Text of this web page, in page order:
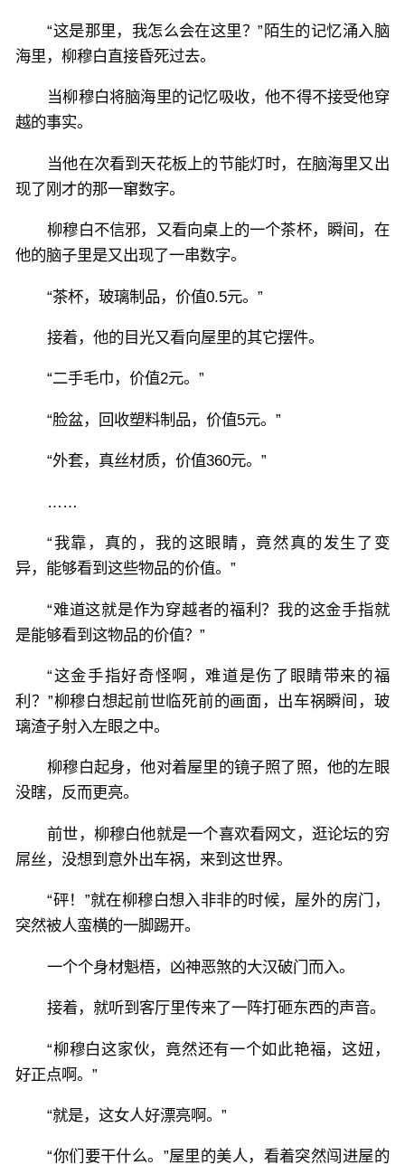
“这是那里，我怎么会在这里？”陌生的记忆涌入脑
海里，柳穆白直接昏死过去。
当柳穆白将脑海里的记忆吸收，他不得不接受他穿
越的事实。
当他在次看到天花板上的节能灯时，在脑海里又出
现了刚才的那一窜数字。
柳穆白不信邪，又看向桌上的一个茶杯，瞬间，在
他的脑子里是又出现了一串数字。
“茶杯，玻璃制品，价值0.5元。”
接着，他的目光又看向屋里的其它摆件。
“二手毛巾，价值2元。”
“脸盆，回收塑料制品，价值5元。”
“外套，真丝材质，价值360元。”
……
“我靠，真的，我的这眼睛，竟然真的发生了变
异，能够看到这些物品的价值。”
“难道这就是作为穿越者的福利？我的这金手指就
是能够看到这物品的价值？”
“这金手指好奇怪啊，难道是伤了眼睛带来的福
利？”柳穆白想起前世临死前的画面，出车祸瞬间，玻
璃渣子射入左眼之中。
柳穆白起身，他对着屋里的镜子照了照，他的左眼
没瞎，反而更亮。
前世，柳穆白他就是一个喜欢看网文，逛论坛的穷
屌丝，没想到意外出车祸，来到这世界。
“砰！”就在柳穆白想入非非的时候，屋外的房门，
突然被人蛮横的一脚踢开。
一个个身材魁梧，凶神恶煞的大汉破门而入。
接着，就听到客厅里传来了一阵打砸东西的声音。
“柳穆白这家伙，竟然还有一个如此艳福，这妞，
好正点啊。”
“就是，这女人好漂亮啊。”
“你们要干什么。”屋里的美人，看着突然闯进屋的